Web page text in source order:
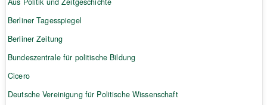
Berliner Tagesspiegel
Berliner Zeitung
Bundeszentrale für politische Bildung
Cicero
Deutsche Vereinigung für Politische Wissenschaft